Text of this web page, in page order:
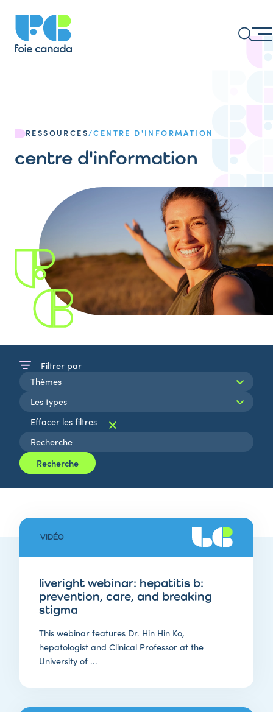
RESSOURCES/CENTRE D'INFORMATION
centre d'information
Filtrer par
Recherche
VIDÉO
liveright webinar: hepatitis b:
prevention, care, and breaking
stigma
This webinar features Dr. Hin Hin Ko,
hepatologist and Clinical Professor at the
University of ...